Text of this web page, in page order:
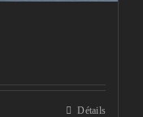
Détails